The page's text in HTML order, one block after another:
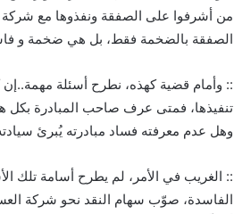
من أشرفوا على الصفقة ونفذوها مع
الصفقة بالضخمة فقط، بل هي ضخمة و
:: وأمام قضية كهذه، نطرح أسئلة
تنفيذها، فمتى عرف صاحب المبادرة بكل
وهل عدم معرفته فساد مبادرته يُبرئ
:: الغريب في الأمر، لم يطرح أسامة تلك
الفاسدة، صوّب سهام النقد نحو شركة